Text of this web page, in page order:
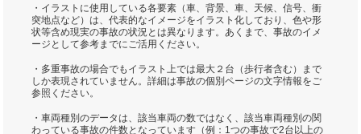
・イラストに使用している各要素（車、背景、車、天候、信号、衝
突地点など）は、代表的なイメージをイラスト化しており、色や形
状等含め現実の事故の状況とは異なります。あくまで、事故のイメ
ージとして参考までにご活用ください。
・多重事故の場合でもイラスト上では最大２台（歩行者含む）まで
しか表現されていません。詳細は事故の個別ページの文字情報をご
参照ください。
・車両種別のデータは、該当車両の数ではなく、該当車両種別の関
わっている事故の件数となっています（例：1つの事故で2台以上の